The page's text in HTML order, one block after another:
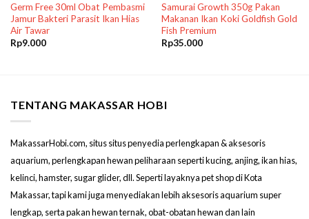
Germ Free 30ml Obat Pembasmi
Jamur Bakteri Parasit Ikan Hias
Air Tawar
Rp9.000
Samurai Growth 350g Pakan
Makanan Ikan Koki Goldfish Gold
Fish Premium
Rp35.000
TENTANG MAKASSAR HOBI
MakassarHobi.com, situs situs penyedia perlengkapan & aksesoris
aquarium, perlengkapan hewan peliharaan seperti kucing, anjing, ikan hias,
kelinci, hamster, sugar glider, dll. Seperti layaknya pet shop di Kota
Makassar, tapi kami juga menyediakan lebih aksesoris aquarium super
lengkap, serta pakan hewan ternak, obat-obatan hewan dan lain